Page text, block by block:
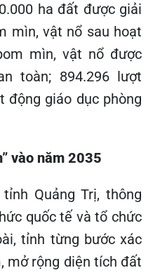
ha đất được giải
mìn, vật nổ sau hoạt
mìn, vật nổ được
toàn; 894.296 lượt
động giáo dục phòng
vào năm 2035
Quảng Trị, thông
quốc tế và tổ chức
tỉnh từng bước xác
mở rộng diện tích đất